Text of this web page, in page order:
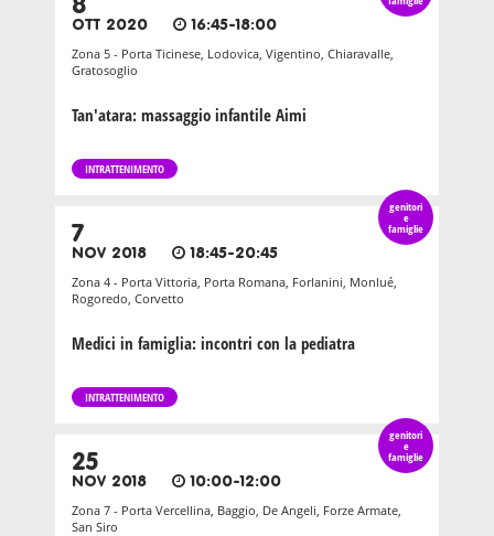
8
OTT 2020 16:45-18:00
Zona 5 - Porta Ticinese, Lodovica, Vigentino, Chiaravalle,
Gratosoglio
Tan'atara: massaggio infantile Aimi
INTRATTENIMENTO
genitori
e
famiglie
7
NOV 2018 18:45-20:45
Zona 4 - Porta Vittoria, Porta Romana, Forlanini, Monlué,
Rogoredo, Corvetto
Medici in famiglia: incontri con la pediatra
INTRATTENIMENTO
genitori
e
famiglie
25
NOV 2018 10:00-12:00
Zona 7 - Porta Vercellina, Baggio, De Angeli, Forze Armate,
San Siro